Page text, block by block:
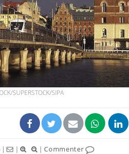
SUPERSTOCK/SIPA
| | |Commenter